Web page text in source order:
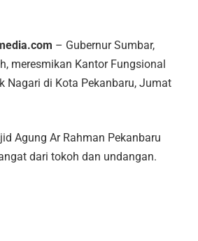
– Gubernur Sumbar,
meresmikan Kantor Fungsional
Nagari di Kota Pekanbaru, Jumat
Agung Ar Rahman Pekanbaru
dari tokoh dan undangan.